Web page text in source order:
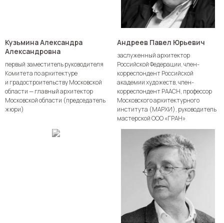
Кузьмина Александра
Александровна
первый заместитель руководителя
Комитета по архитектуре
и градостроительству Московской
области — главный архитектор
Московской области (председатель
жюри)
Андреев Павел Юрьевич
заслуженный архитектор
Российской Федерации, член-
корреспондент Российской
академии художеств, член-
корреспондент РААСН, профессор
Московского архитектурного
института (МАРХИ), руководитель
мастерской ООО «ГРАН»